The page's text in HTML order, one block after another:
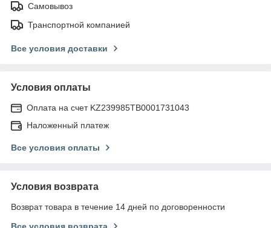
Самовывоз
Транспортной компанией
Все условия доставки
Условия оплаты
Оплата на счет KZ239985TB0001731043
Наложенный платеж
Все условия оплаты
Условия возврата
Возврат товара в течение 14 дней по договоренности
Все условия возврата